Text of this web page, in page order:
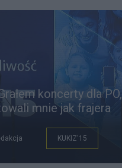
koncerty dla
mnie jak frajera
KUKIZ'15